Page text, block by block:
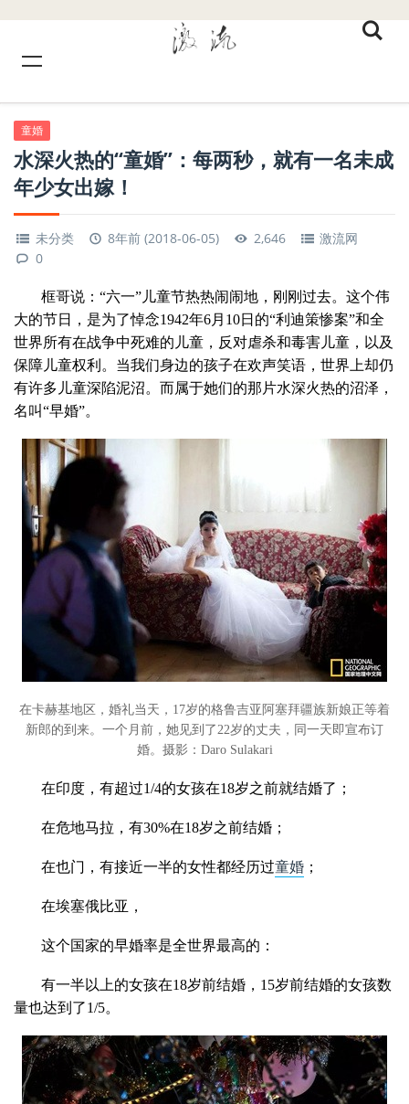
童婚
水深火热的“童婚”：每两秒，就有一名未成
年少女出嫁！
未分类 8年前 (2018-06-05) 2,646
激流网
0
框哥说：“六一”儿童节热热闹闹地，刚刚过去。这个伟
大的节日，是为了悼念1942年6月10日的“利迪策惨案”和全
世界所有在战争中死难的儿童，反对虐杀和毒害儿童，以及
保障儿童权利。当我们身边的孩子在欢声笑语，世界上却仍
有许多儿童深陷泥沼。而属于她们的那片水深火热的沼泽，
名叫“早婚”。
在卡赫基地区，婚礼当天，17岁的格鲁吉亚阿塞拜疆族新娘正等着
新郎的到来。一个月前，她见到了22岁的丈夫，同一天即宣布订
婚。 摄影：Daro Sulakari
在印度，有超过1/4的女孩在18岁之前就结婚了；
在危地马拉，有30%在18岁之前结婚；
在也门，有接近一半的女性都经历过童婚 ；
在埃塞俄比亚，
这个国家的早婚率是全世界最高的：
有一半以上的女孩在18岁前结婚，15岁前结婚的女孩数
量也达到了1/5。